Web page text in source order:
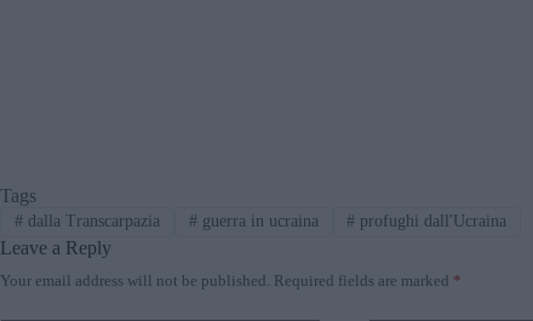
Tags
#dalla Transcarpazia #guerra in ucraina # profughi dall'Ucraina
Leave a Reply
Your email address will not be published. Required fields are marked *